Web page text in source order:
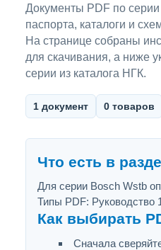
Документы PDF по серии
паспорта, каталоги и
На странице собраны
для скачивания, а ниже
серии из каталога НГК.
1 документ 0 товаров
Что есть в
Для серии Bosch Wstb
Типы PDF: Руководство
Как выбирать
Сначала